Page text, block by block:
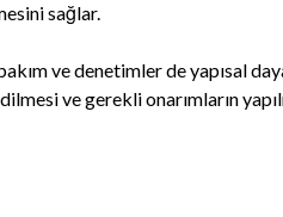
sağlar.
ve denetimler de yapısal
ve gerekli onarımların